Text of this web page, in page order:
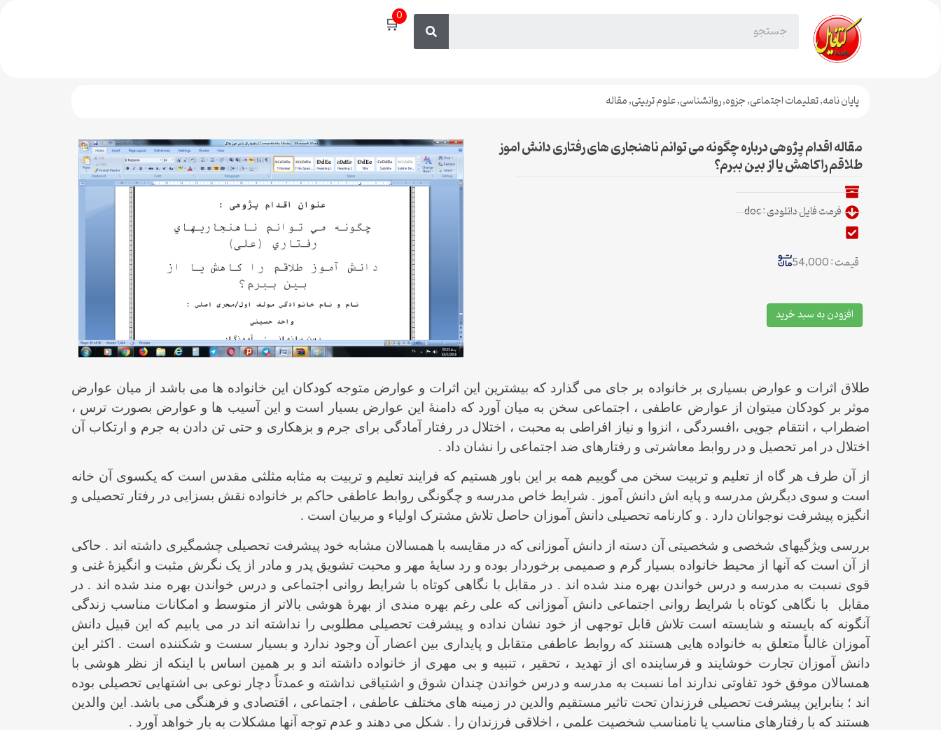
🛒0
پایان نامه,تعلیمات اجتماعی,جزوه,روانشناسی,علوم تربیتی,مقاله
مقاله اقدام پژوهی درباره چگونه می توانم ناهنجاری های رفتاری دانش اموز
طلاقم راکاهش یا از بین ببرم؟
فرمت فایل دانلودی : doc
قیمت : 54,000
افزودن به سبد خرید
طلاق اثرات و عوارض بسیاری بر خانواده بر جای می گذارد که بیشترین این اثرات و عوارض متوجه کودکان این خانواده ها می باشد از میان عوارض
موثر بر کودکان میتوان از عوارض عاطفی ، اجتماعی سخن به میان آورد که دامنۀ این عوارض بسیار است و این آسیب ها و عوارض بصورت ترس ،
اضطراب ، انتقام جویی ،افسردگی ، انزوا و نیاز افراطی به محبت ، اختلال در رفتار آمادگی برای جرم و بزهکاری و حتی تن دادن به جرم و ارتکاب آن
اختلال در امر تحصیل و در روابط معاشرتی و رفتارهای ضد اجتماعی را نشان داد .
از آن طرف هر گاه از تعلیم و تربیت سخن می گوییم همه بر این باور هستیم که فرایند تعلیم و تربیت به مثابه مثلثی مقدس است که یکسوی آن خانه
است و سوی دیگرش مدرسه و پایه اش دانش آموز . شرایط خاص مدرسه و چگونگی روابط عاطفی حاکم بر خانواده نقش بسزایی در رفتار تحصیلی و
انگیزه پیشرفت نوجوانان دارد . و کارنامه تحصیلی دانش آموزان حاصل تلاش مشترک اولیاء و مربیان است .
بررسی ویژگیهای شخصی و شخصیتی آن دسته از دانش آموزانی که در مقایسه با همسالان مشابه خود پیشرفت تحصیلی چشمگیری داشته اند . حاکی
از آن است که آنها از محیط خانواده بسیار گرم و صمیمی برخوردار بوده و رد سایۀ مهر و محبت تشویق پدر و مادر از یک نگرش مثبت و انگیزۀ غنی و
قوی نسبت به مدرسه و درس خواندن بهره مند شده اند . در مقابل با نگاهی کوتاه با شرایط روانی اجتماعی و درس خواندن بهره مند شده اند . در
مقابل با نگاهی کوتاه با شرایط روانی اجتماعی دانش آموزانی که علی رغم بهره مندی از بهرۀ هوشی بالاتر از متوسط و امکانات مناسب زندگی
آنگونه که بایسته و شایسته است تلاش قابل توجهی از خود نشان نداده و پیشرفت تحصیلی مطلوبی را نداشته اند در می یابیم که این قبیل دانش
آموزان غالباً متعلق به خانواده هایی هستند که روابط عاطفی متقابل و پایداری بین اعضار آن وجود ندارد و بسیار سست و شکننده است . اکثر این
دانش آموزان تجارت خوشایند و فرساینده ای از تهدید ، تحقیر ، تنبیه و بی مهری از خانواده داشته اند و بر همین اساس با اینکه از نظر هوشی با
همسالان موفق خود تفاوتی ندارند اما نسبت به مدرسه و درس خواندن چندان شوق و اشتیاقی نداشته و عمدتاً دچار نوعی بی اشتهایی تحصیلی بوده
اند ؛ بنابراین پیشرفت تحصیلی فرزندان تحت تاثیر مستقیم والدین در زمینه های مختلف عاطفی ، اجتماعی ، اقتصادی و فرهنگی می باشد. این والدین
هستند که با رفتارهای مناسب یا نامناسب شخصیت علمی ، اخلاقی فرزندان را . شکل می دهند و عدم توجه آنها مشکلات به بار خواهد آورد .